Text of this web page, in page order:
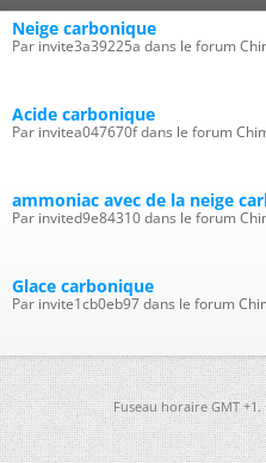
Neige carbonique
Par invite3a39225a dans le forum
Acide carbonique
Par invitea047670f dans le forum
ammoniac avec de la neige
Par invited9e84310 dans le forum
Glace carbonique
Par invite1cb0eb97 dans le forum
Fuseau horaire GMT